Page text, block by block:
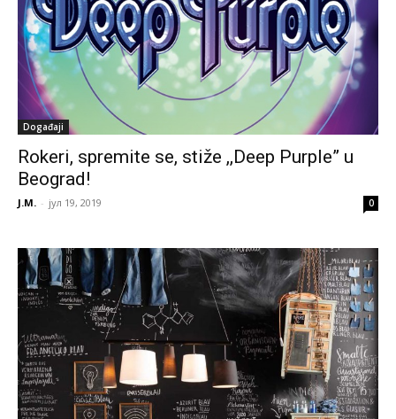
Događaji
Rokeri, spremite se, stiže ,,Deep Purple” u
Beograd!
J.M. - јул 19, 2019 0